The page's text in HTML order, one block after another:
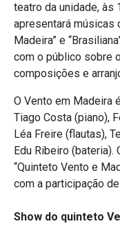
teatro da unidade, às
apresentará músicas
Madeira” e
com o público sobre
composições e
O Vento em Madeira
Tiago Costa (piano),
Léa Freire (flautas),
Edu Ribeiro (bateria).
“Quinteto Vento e
com a participação
Show do quinteto